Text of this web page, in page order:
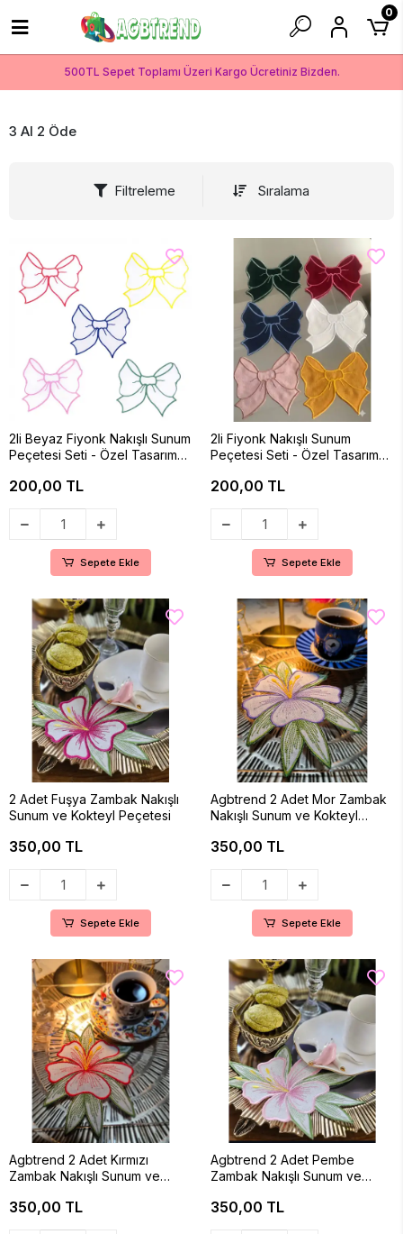
500TL Sepet Toplamı Üzeri Kargo Ücretiniz Bizden.
0
3 Al 2 Öde
Filtreleme Sıralama
2li Beyaz Fiyonk Nakışlı Sunum
Peçetesi Seti - Özel Tasarım
Dekoratif Peçete
200,00 TL
Sepete Ekle
2li Fiyonk Nakışlı Sunum
Peçetesi Seti - Özel Tasarım
Dekoratif Peçete
200,00 TL
Sepete Ekle
2 Adet Fuşya Zambak Nakışlı
Sunum ve Kokteyl Peçetesi
350,00 TL
Sepete Ekle
Agbtrend 2 Adet Mor Zambak
Nakışlı Sunum ve Kokteyl
350,00 TL
Sepete Ekle
Agbtrend 2 Adet Kırmızı
Zambak Nakışlı Sunum ve
350,00 TL
Agbtrend 2 Adet Pembe
Zambak Nakışlı Sunum ve
350,00 TL